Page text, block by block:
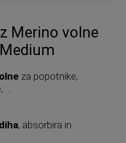
Merino volne
za popotnike,
, absorbira in